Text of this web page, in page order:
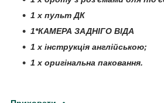
1 х пульт ДК
1*КАМЕРА ЗАДНІГО ВІДА
1 х інструкція англійською;
1 х оригінальна паковання.